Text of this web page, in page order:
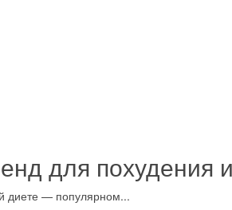
для похудения
диете — популярном...